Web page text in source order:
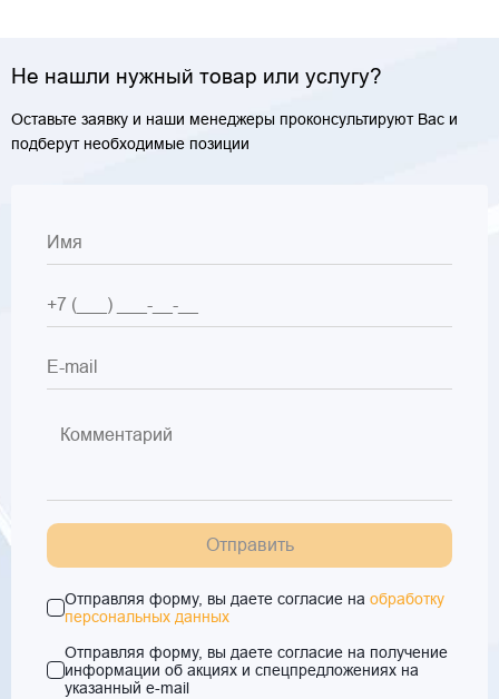
Не нашли нужный товар или услугу?
Оставьте заявку и наши менеджеры проконсультируют Вас и
подберут необходимые позиции
Отправить
Отправляя форму, вы даете согласие на обработку
персональных данных
Отправляя форму, вы даете согласие на получение
информации об акциях и спецпредложениях на
указанный e-mail